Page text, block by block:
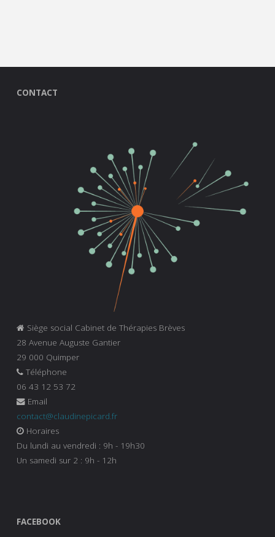
CONTACT
Siège social Cabinet de Thérapies Brèves
28 Avenue Auguste Gantier
29 000 Quimper
Téléphone
06 43 12 53 72
Email
contact@claudinepicard.fr
Horaires
Du lundi au vendredi : 9h - 19h30
Un samedi sur 2 : 9h - 12h
FACEBOOK